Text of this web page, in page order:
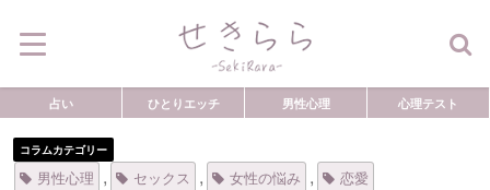
占い ひとりエッチ 男性心理 心理テスト
コラムカテゴリー
男性心理 , セックス , 女性の悩み , 恋愛